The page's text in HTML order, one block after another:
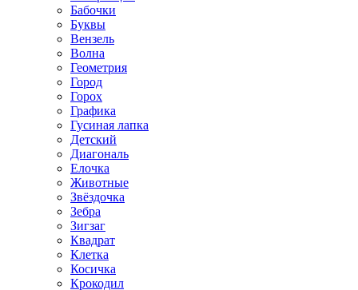
Бабочки
Буквы
Вензель
Волна
Геометрия
Город
Горох
Графика
Гусиная лапка
Детский
Диагональ
Елочка
Животные
Звёздочка
Зебра
Зигзаг
Квадрат
Клетка
Косичка
Крокодил